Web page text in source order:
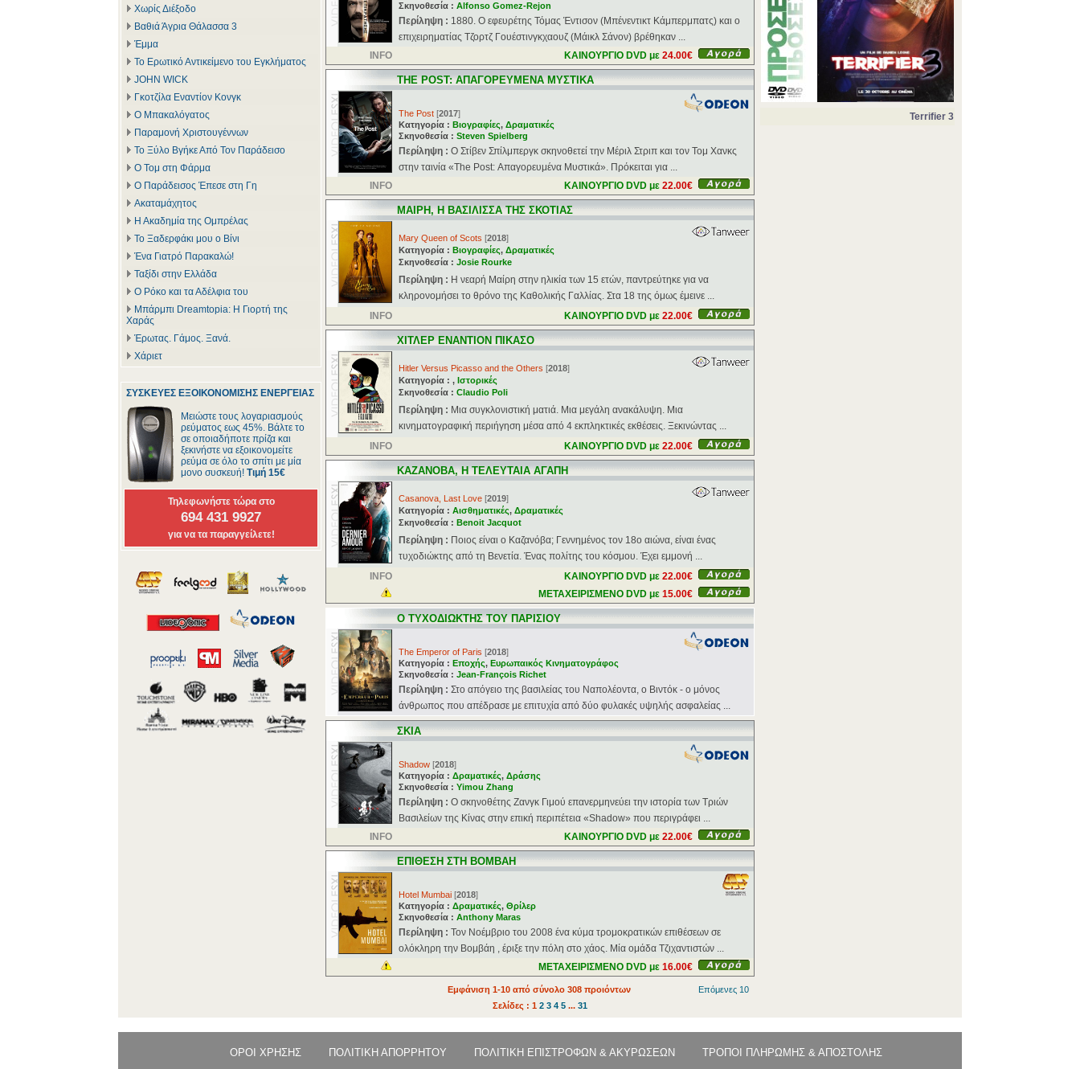
Χωρίς Διέξοδο
Βαθιά Άγρια Θάλασσα 3
Έμμα
Το Ερωτικό Αντικείμενο του Εγκλήματος
JOHN WICK
Γκοτζίλα Εναντίον Κονγκ
Ο Μπακαλόγατος
Παραμονή Χριστουγέννων
Το Ξύλο Βγήκε Από Τον Παράδεισο
Ο Τομ στη Φάρμα
Ο Παράδεισος Έπεσε στη Γη
Ακαταμάχητος
Η Ακαδημία της Ομπρέλας
Το Ξαδερφάκι μου ο Βίνι
Ένα Γιατρό Παρακαλώ!
Ταξίδι στην Ελλάδα
Ο Ρόκο και τα Αδέλφια του
Μπάρμπι Dreamtopia: Η Γιορτή της
Χαράς
Έρωτας. Γάμος. Ξανά.
Χάριετ
ΣΥΣΚΕΥΕΣ ΕΞΟΙΚΟΝΟΜΙΣΗΣ ΕΝΕΡΓΕΙΑΣ
Μειώστε τους λογαριασμούς
ρεύματος εως 45%. Βάλτε το
σε οποιαδήποτε πρίζα και
ξεκινήστε να εξοικονομείτε
ρεύμα σε όλο το σπίτι με μία
μονο συσκευή! Τιμή 15€
Τηλεφωνήστε τώρα στο
694 431 9927
για να τα παραγγείλετε!
Σκηνοθεσία : Alfonso Gomez-Rejon
Περίληψη : 1880. Ο εφευρέτης Τόμας Έντισον (Μπένεντικτ Κάμπερμπατς) και ο
επιχειρηματίας Τζορτζ Γουέστινγκχαουζ (Μάικλ Σάνον) βρέθηκαν ...
INFO
ΚΑΙΝΟΥΡΓΙΟ DVD με 24.00€
THE POST: ΑΠΑΓΟΡΕΥΜΕΝΑ ΜΥΣΤΙΚΑ
The Post [2017]
Κατηγορία : Βιογραφίες, Δραματικές
Σκηνοθεσία : Steven Spielberg
Περίληψη : O Στίβεν Σπίλμπεργκ σκηνοθετεί την Μέριλ Στριπ και τον Τομ Χανκς
στην ταινία «The Post: Απαγορευμένα Μυστικά». Πρόκειται για ...
INFO
ΚΑΙΝΟΥΡΓΙΟ DVD με 22.00€
ΜΑΙΡΗ, Η ΒΑΣΙΛΙΣΣΑ ΤΗΣ ΣΚΟΤΙΑΣ
Mary Queen of Scots [2018]
Κατηγορία : Βιογραφίες, Δραματικές
Σκηνοθεσία : Josie Rourke
Περίληψη : Η νεαρή Μαίρη στην ηλικία των 15 ετών, παντρεύτηκε για να
κληρονομήσει το θρόνο της Καθολικής Γαλλίας. Στα 18 της όμως έμεινε ...
INFO
ΚΑΙΝΟΥΡΓΙΟ DVD με 22.00€
ΧΙΤΛΕΡ ΕΝΑΝΤΙΟΝ ΠΙΚΑΣΟ
Hitler Versus Picasso and the Others [2018]
Κατηγορία : , Ιστορικές
Σκηνοθεσία : Claudio Poli
Περίληψη : Μια συγκλονιστική ματιά. Μια μεγάλη ανακάλυψη. Μια
κινηματογραφική περιήγηση μέσα από 4 εκπληκτικές εκθέσεις. Ξεκινώντας ...
INFO
ΚΑΙΝΟΥΡΓΙΟ DVD με 22.00€
ΚΑΖΑΝΟΒΑ, Η ΤΕΛΕΥΤΑΙΑ ΑΓΑΠΗ
Casanova, Last Love [2019]
Κατηγορία : Αισθηματικές, Δραματικές
Σκηνοθεσία : Benoit Jacquot
Περίληψη : Ποιος είναι ο Καζανόβα; Γεννημένος τον 18ο αιώνα, είναι ένας
τυχοδιώκτης από τη Βενετία. Ένας πολίτης του κόσμου. Έχει εμμονή ...
INFO
ΚΑΙΝΟΥΡΓΙΟ DVD με 22.00€
ΜΕΤΑΧΕΙΡΙΣΜΕΝΟ DVD με 15.00€
Ο ΤΥΧΟΔΙΩΚΤΗΣ ΤΟΥ ΠΑΡΙΣΙΟΥ
The Emperor of Paris [2018]
Κατηγορία : Εποχής, Ευρωπαικός Κινηματογράφος
Σκηνοθεσία : Jean-François Richet
Περίληψη : Στο απόγειο της βασιλείας του Ναπολέοντα, ο Βιντόκ - ο μόνος
άνθρωπος που απέδρασε με επιτυχία από δύο φυλακές υψηλής ασφαλείας ...
ΣΚΙΑ
Shadow [2018]
Κατηγορία : Δραματικές, Δράσης
Σκηνοθεσία : Yimou Zhang
Περίληψη : Ο σκηνοθέτης Ζανγκ Γιμού επανερμηνεύει την ιστορία των Τριών
Βασιλείων της Κίνας στην επική περιπέτεια «Shadow» που περιγράφει ...
INFO
ΚΑΙΝΟΥΡΓΙΟ DVD με 22.00€
ΕΠΙΘΕΣΗ ΣΤΗ ΒΟΜΒΑΗ
Hotel Mumbai [2018]
Κατηγορία : Δραματικές, Θρίλερ
Σκηνοθεσία : Anthony Maras
Περίληψη : Τον Νοέμβριο του 2008 ένα κύμα τρομοκρατικών επιθέσεων σε
ολόκληρη την Βομβάη , έριξε την πόλη στο χάος. Μία ομάδα Τζιχαντιστών ...
ΜΕΤΑΧΕΙΡΙΣΜΕΝΟ DVD με 16.00€
Εμφάνιση 1-10 από σύνολο 308 προιόντων
Επόμενες 10
Σελίδες : 1 2 3 4 5 ... 31
Terrifier 3
ΟΡΟΙ ΧΡΗΣΗΣ ΠΟΛΙΤΙΚΗ ΑΠΟΡΡΗΤΟΥ ΠΟΛΙΤΙΚΗ ΕΠΙΣΤΡΟΦΩΝ & ΑΚΥΡΩΣΕΩΝ ΤΡΟΠΟΙ ΠΛΗΡΩΜΗΣ & ΑΠΟΣΤΟΛΗΣ